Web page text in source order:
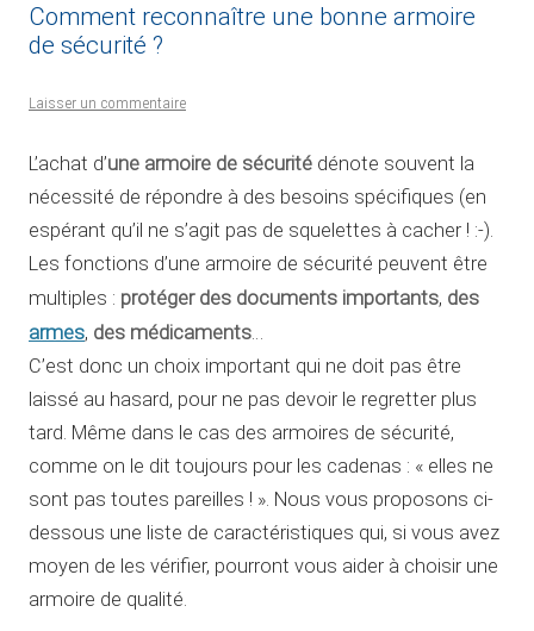
Comment reconnaître une bonne armoire
de sécurité ?
Laisser un commentaire
L’achat d’une armoire de sécurité dénote souvent la
nécessité de répondre à des besoins spécifiques (en
espérant qu’il ne s’agit pas de squelettes à cacher ! :-).
Les fonctions d’une armoire de sécurité peuvent être
multiples : protéger des documents importants, des
armes, des médicaments
C’est donc un choix important qui ne doit pas être
laissé au hasard, pour ne pas devoir le regretter plus
tard. Même dans le cas des armoires de sécurité,
comme on le dit toujours pour les cadenas : « elles ne
sont pas toutes pareilles ! ». Nous vous proposons ci-
dessous une liste de caractéristiques qui, si vous avez
moyen de les vérifier, pourront vous aider à choisir une
armoire de qualité.